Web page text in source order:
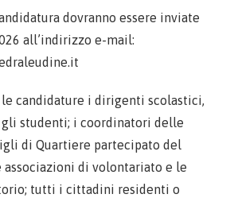
dovranno essere inviate
all’indirizzo e-mail:
le candidature i dirigenti scolastici,
gli studenti; i coordinatori delle
di Quartiere partecipato del
associazioni di volontariato e le
tutti i cittadini residenti o